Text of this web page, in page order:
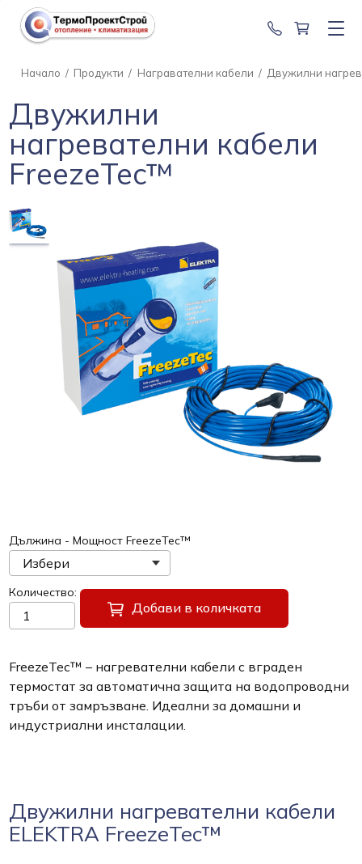
0888 201
Начало / Продукти / Награвателни кабели / Двужилни
Двужилни
нагревателни кабели
FreezeTec™
Дължина - Мощност FreezeTec™
Количество
Добави в количката
FreezeTec™ – нагревателни кабели с вграден
термостат за автоматична защита на водопроводни
тръби от замръзване. Идеални за домашни и
индустриални инсталации.
Двужилни нагревателни кабели
ELEKTRA FreezeTec™